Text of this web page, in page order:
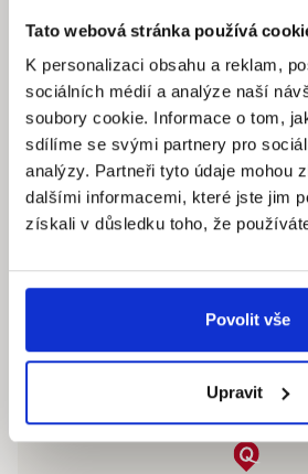
Tato webová stránka používá
K personalizaci obsahu a reklam,
sociálních médií a analýze naší
soubory cookie. Informace o tom,
sdílíme se svými partnery pro
analýzy. Partneři tyto údaje mohou
dalšími informacemi, které jste jim
získali v důsledku toho, že
Povolit vše
Upravit
Quantum reality, spol.
120 00 Praha 2 –
IČ: 290‍ 32‍ 792
Pracovní dny: 9.00 –
+420 730 154 732/+420